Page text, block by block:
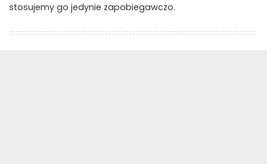
stosujemy go jedynie zapobiegawczo.